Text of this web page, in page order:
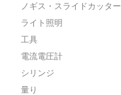
フットスイッチ
ヒートプレート
アウトドア・ホビー
車・バイク
ノギス・スライドカッター
ライト照明
工具
電流電圧計
シリンジ
量り